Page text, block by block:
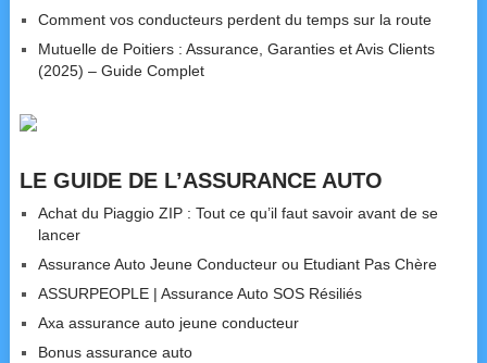
Comment vos conducteurs perdent du temps sur la route
Mutuelle de Poitiers : Assurance, Garanties et Avis Clients
(2025) – Guide Complet
LE GUIDE DE L’ASSURANCE AUTO
Achat du Piaggio ZIP : Tout ce qu’il faut savoir avant de se
lancer
Assurance Auto Jeune Conducteur ou Etudiant Pas Chère
ASSURPEOPLE | Assurance Auto SOS Résiliés
Axa assurance auto jeune conducteur
Bonus assurance auto